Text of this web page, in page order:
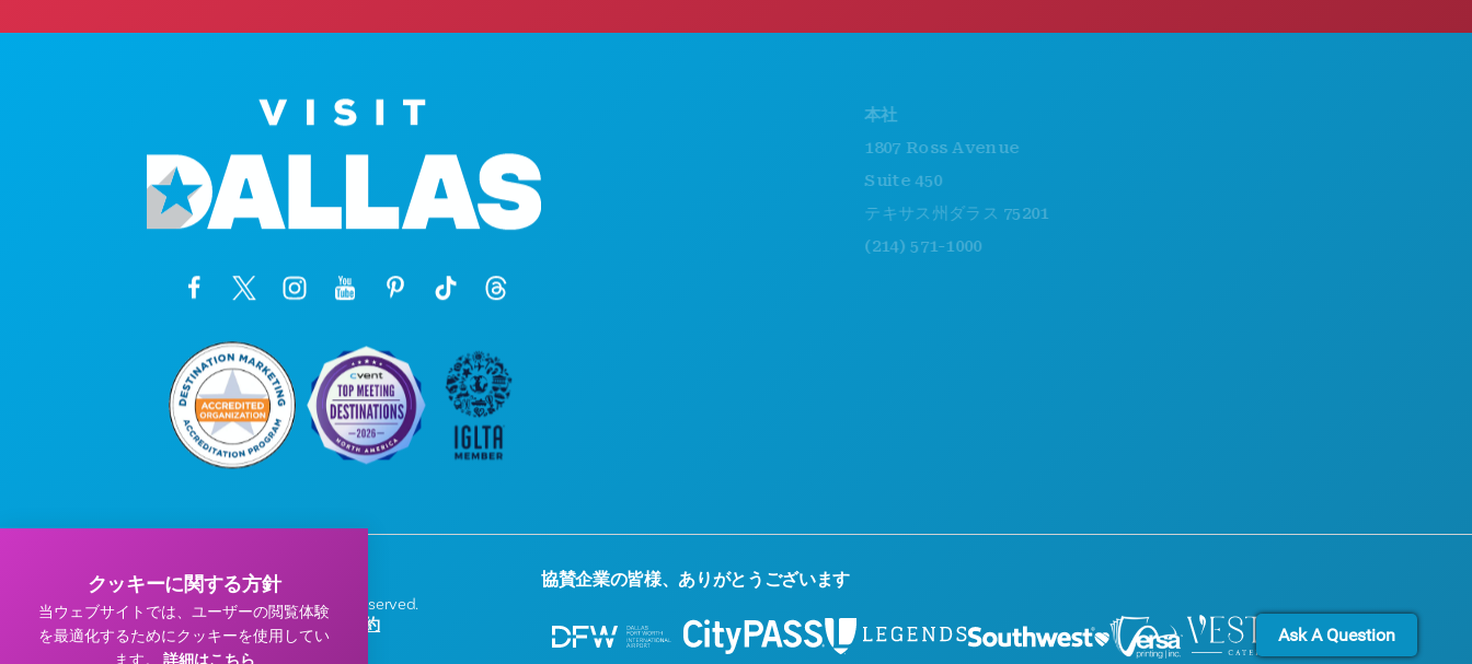
1807 Ross Avenue
Suite 450
テキサス州ダラス 75201
(214) 571-1000
協賛企業の皆様、ありがとうございます
© 2026 Visit Dallas. All Rights Reserved.
プライバシーポリシー| 利用規約
クッキーに関する方針
当ウェブサイトでは、ユーザーの閲覧体験
を最適化するためにクッキーを使用してい
Ask A Question